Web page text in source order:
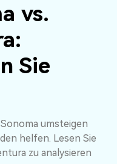
KI
für Windows
vs.
Sie
umsteigen
helfen. Lesen Sie
zu analysieren